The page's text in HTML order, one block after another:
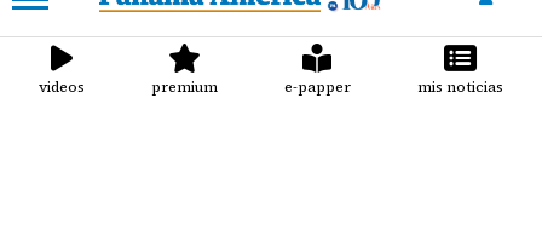
videos premium e-papper mis noticias